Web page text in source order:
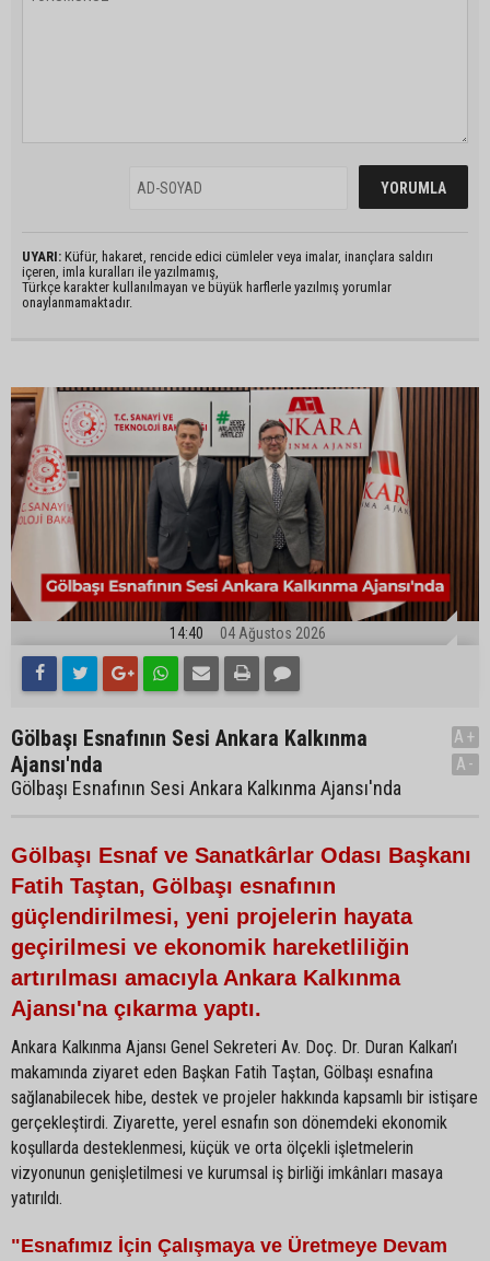
UYARI: Küfür, hakaret, rencide edici cümleler veya imalar, inançlara saldırı
içeren, imla kuralları ile yazılmamış,
Türkçe karakter kullanılmayan ve büyük harflerle yazılmış yorumlar
onaylanmamaktadır.
14:40 04 Ağustos 2026
Gölbaşı Esnafının Sesi Ankara Kalkınma
Ajansı'nda
Gölbaşı Esnafının Sesi Ankara Kalkınma Ajansı'nda
A+
A-
Gölbaşı Esnaf ve Sanatkârlar Odası Başkanı
Fatih Taştan, Gölbaşı esnafının
güçlendirilmesi, yeni projelerin hayata
geçirilmesi ve ekonomik hareketliliğin
artırılması amacıyla Ankara Kalkınma
Ajansı'na çıkarma yaptı.
Ankara Kalkınma Ajansı Genel Sekreteri Av. Doç. Dr. Duran Kalkan’ı
makamında ziyaret eden Başkan Fatih Taştan, Gölbaşı esnafına
sağlanabilecek hibe, destek ve projeler hakkında kapsamlı bir istişare
gerçekleştirdi. Ziyarette, yerel esnafın son dönemdeki ekonomik
koşullarda desteklenmesi, küçük ve orta ölçekli işletmelerin
vizyonunun genişletilmesi ve kurumsal iş birliği imkânları masaya
yatırıldı.
"Esnafımız İçin Çalışmaya ve Üretmeye Devam